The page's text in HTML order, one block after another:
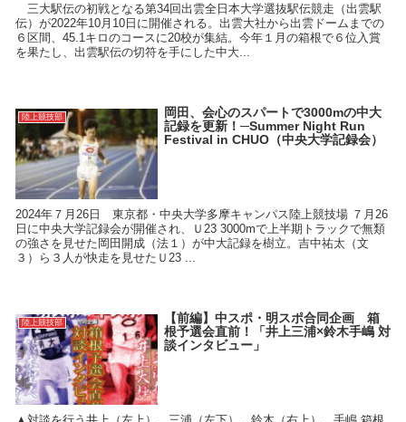
三大駅伝の初戦となる第34回出雲全日本大学選抜駅伝競走（出雲駅
伝）が2022年10月10日に開催される。出雲大社から出雲ドームまでの
６区間、45.1キロのコースに20校が集結。今年１月の箱根で６位入賞
を果たし、出雲駅伝の切符を手にした中大...
陸上競技部
岡田、会心のスパートで3000mの中大
記録を更新！─Summer Night Run
Festival in CHUO（中央大学記録会）
2024年７月26日 東京都・中央大学多摩キャンパス陸上競技場 ７月26
日に中央大学記録会が開催され、Ｕ23 3000mで上半期トラックで無類
の強さを見せた岡田開成（法１）が中大記録を樹立。吉中祐太（文
３）ら３人が快走を見せたＵ23 ...
陸上競技部
【前編】中スポ・明スポ合同企画 箱
根予選会直前！「井上三浦×鈴木手嶋 対
談インタビュー」